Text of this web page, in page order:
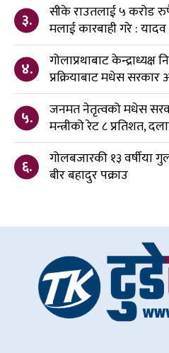
३.
सीके राउतलाई ५ करोड
मलाई कारबाही गरे : यादव
४.
गोलाप्रथाबाट
प्रक्रियाबाट मधेस
५.
जनमत नेतृत्वको मधेस
मन्त्रीको रेट ८ प्रतिशत,
६.
गोलबजारकी १३ वर्षीया
बीर बहादुर पक्राउ